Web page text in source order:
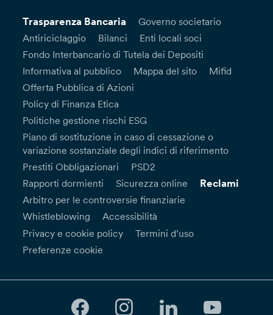
Trasparenza Bancaria
Governo societario
Antiriciclaggio
Bilanci
Enti locali soci
Fondo Interbancario di Tutela dei Depositi
Informativa al pubblico
Mappa del sito
Mifid
Offerta Pubblica di Azioni
Policy di Finanza Etica
Politiche gestione rischi ESG
Piano di sostituzione in caso di cessazione o
variazione sostanziale degli indici di riferimento
Prestiti Obbligazionari
PSD2
Rapporti dormienti
Sicurezza online Reclami
Arbitro per le controversie finanziarie
Whistleblowing
Accessibilità
Privacy e cookie policy
Termini d’uso
Preferenze cookie